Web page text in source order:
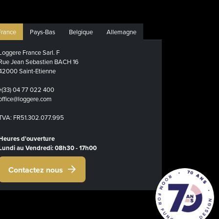
Pays-Bas Belgique Allemagne
France Sarl. F
Jean Sebastien BACH 16
Saint-Etienne
04 77 022 400
FR51.302.077.995
d'ouverture
au Vendredi: 08h30 - 17h00
Contactez nous